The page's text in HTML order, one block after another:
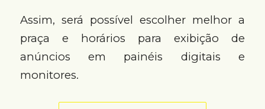
Assim, será possível escolher melhor a
praça e horários para exibição de
anúncios em painéis digitais e
monitores.